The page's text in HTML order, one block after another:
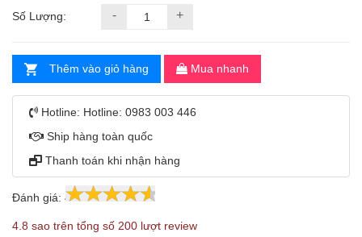
Số Lượng: - +
Thêm vào giỏ hàng Mua nhanh
Hotline: Hotline: 0983 003 446
Ship hàng toàn quốc
Thanh toán khi nhận hàng
Đánh giá: 4.8 200
4.8 sao trên tổng số 200 lượt review